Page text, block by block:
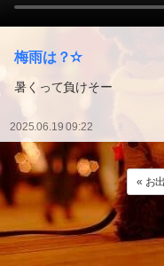
梅雨は？✫
暑くって負けそー
2025.06.19 09:22
« お